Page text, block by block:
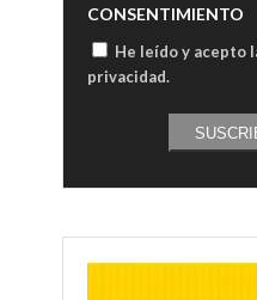
CONSENTIMIENTO
He leído y acepto
privacidad.